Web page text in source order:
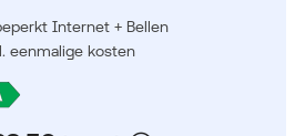
Internet + Bellen
eenmalige kosten